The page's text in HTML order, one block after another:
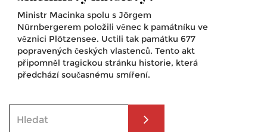
Ministr Macinka spolu s Jörgem
Nürnbergerem položili věnec k památníku ve
věznici Plötzensee. Uctili tak památku 677
popravených českých vlastenců. Tento akt
připomněl tragickou stránku historie, která
předchází současnému smíření.